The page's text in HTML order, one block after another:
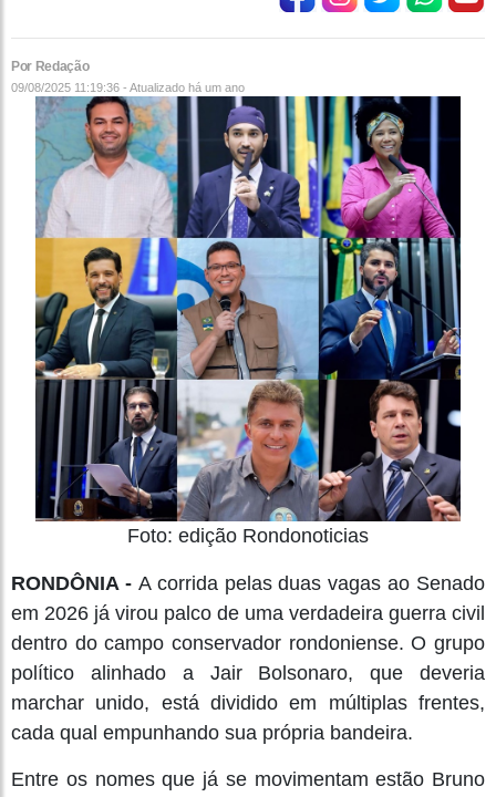
Por Redação
09/08/2025 11:19:36 - Atualizado há um ano
Foto: edição Rondonoticias
RONDÔNIA - A corrida pelas duas vagas ao Senado
em 2026 já virou palco de uma verdadeira guerra civil
dentro do campo conservador rondoniense. O grupo
político alinhado a Jair Bolsonaro, que deveria
marchar unido, está dividido em múltiplas frentes,
cada qual empunhando sua própria bandeira.
Entre os nomes que já se movimentam estão Bruno